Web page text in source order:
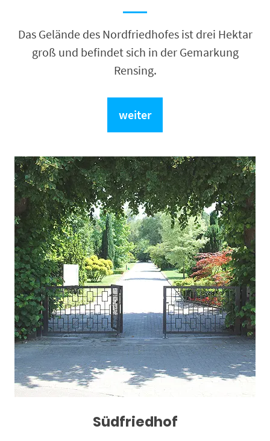
Das Gelände des Nordfriedhofes ist drei Hektar
groß und befindet sich in der Gemarkung
Rensing.
weiter
Südfriedhof